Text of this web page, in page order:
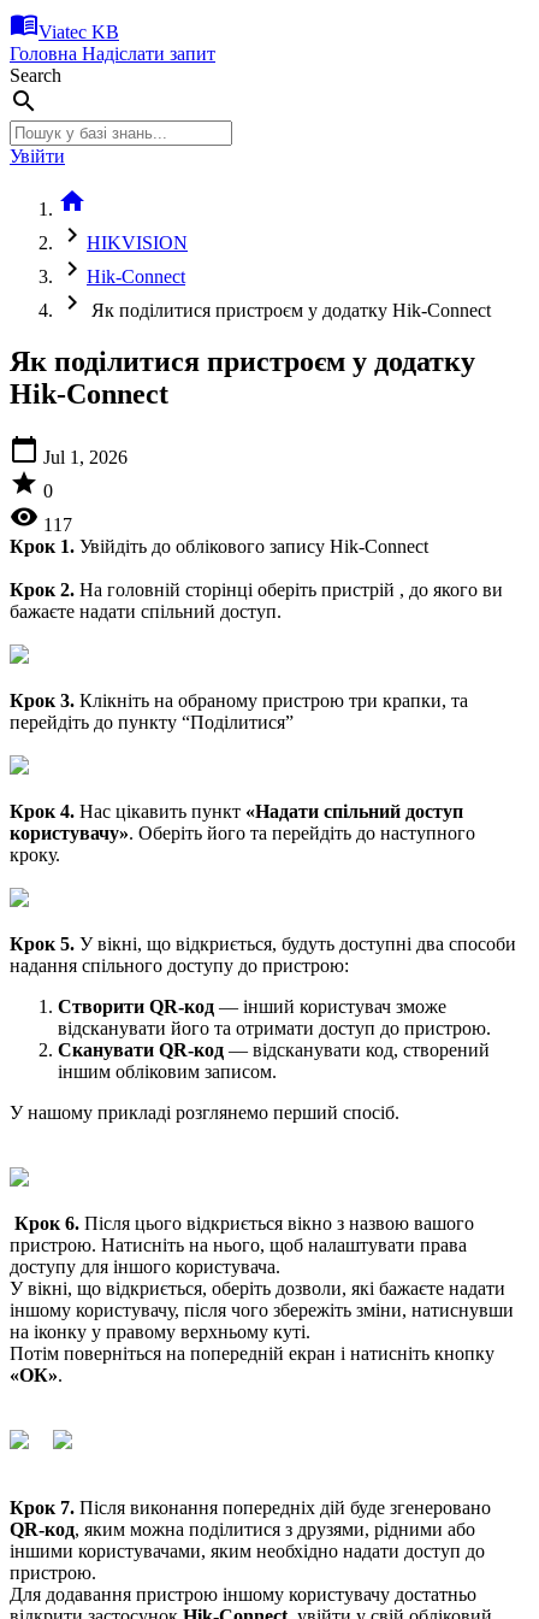
menu_bookViatec KB
Головна Надіслати запит
Search
search
Увійти
home
chevron_right HIKVISION
chevron_right Hik-Connect
chevron_right Як поділитися пристроєм у додатку Hik-Connect
Як поділитися пристроєм у додатку
Hik-Connect
calendar_today Jul 1, 2026
star 0
visibility 117
Крок 1. Увійдіть до облікового запису Hik-Connect
Крок 2. На головній сторінці оберіть пристрій , до якого ви
бажаєте надати спільний доступ.
Крок 3. Клікніть на обраному пристрою три крапки, та
перейдіть до пункту “Поділитися”
Крок 4. Нас цікавить пункт «Надати спільний доступ
користувачу». Оберіть його та перейдіть до наступного
кроку.
Крок 5. У вікні, що відкриється, будуть доступні два способи
надання спільного доступу до пристрою:
Створити QR-код — інший користувач зможе
відсканувати його та отримати доступ до пристрою.
Сканувати QR-код — відсканувати код, створений
іншим обліковим записом.
У нашому прикладі розглянемо перший спосіб.
Крок 6. Після цього відкриється вікно з назвою вашого
пристрою. Натисніть на нього, щоб налаштувати права
доступу для іншого користувача.
У вікні, що відкриється, оберіть дозволи, які бажаєте надати
іншому користувачу, після чого збережіть зміни, натиснувши
на іконку у правому верхньому куті.
Потім поверніться на попередній екран і натисніть кнопку
«ОК».
Крок 7. Після виконання попередніх дій буде згенеровано
QR-код, яким можна поділитися з друзями, рідними або
іншими користувачами, яким необхідно надати доступ до
пристрою.
Для додавання пристрою іншому користувачу достатньо